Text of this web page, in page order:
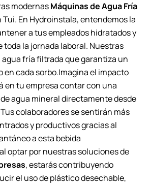
modernasMáquinas de Agua Fría
Tui. En Hydroinstala, entendemos la
a tus empleados hidratados y
toda la jornada laboral. Nuestras
fría filtrada que garantiza un
en cada sorbo.Imagina el impacto
en tu empresa contar con una
agua mineral directamente desde
colaboradores se sentirán más
y productivos gracias al
a esta bebida
optar por nuestras soluciones de
, estarás contribuyendo
el uso de plástico desechable,